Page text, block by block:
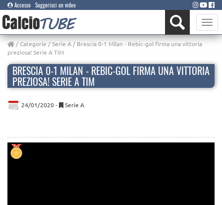
Accesso Suggerisci un video
Toggle
/Categorie /Serie A/ Brescia 0-1 Milan - Rebic-gol firma una vittoria
preziosa! Serie A TIM
BRESCIA 0-1 MILAN - REBIC-GOL FIRMA UNA VITTORIA
PREZIOSA! SERIE A TIM
24/01/2020 - Serie A